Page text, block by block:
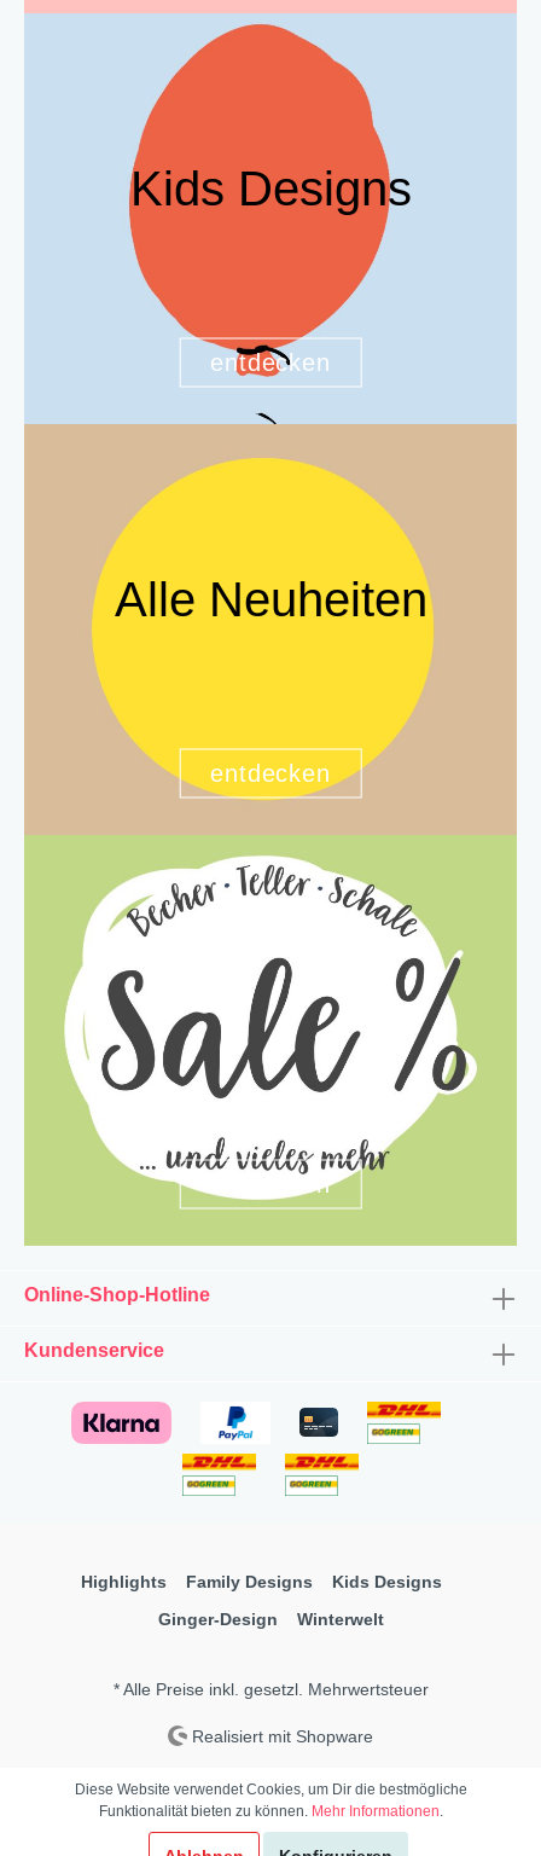
Kids Designs
entdecken
Alle Neuheiten
entdecken
entdecken
Online-Shop-Hotline
Kundenservice
Highlights Family Designs
Kids Designs
Ginger-Design
Winterwelt
* Alle Preise inkl. gesetzl. Mehrwertsteuer
Realisiert mit Shopware
Diese Website verwendet Cookies, um Dir die bestmögliche
Funktionalität bieten zu können. Mehr Informationen.